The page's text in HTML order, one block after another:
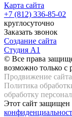
Карта сайта
+7 (812) 336-85-02
круглосуточно
Заказать звонок
Создание сайта
Студия А1
© Все права
возможно только с
Продвижение сайта
Политика
обработку
Этот сайт